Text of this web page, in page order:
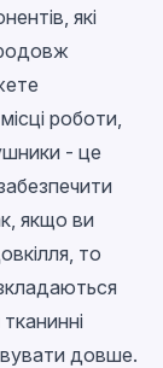
які
роботи,
- це
якщо ви
то
довше.